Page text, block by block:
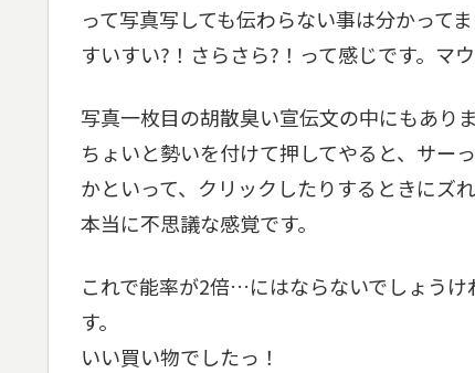
って写真写しても伝わらない事は分かって
すいすい?！さらさら?！って感じです。マ
写真一枚目の胡散臭い宣伝文の中にもあり
ちょいと勢いを付けて押してやると、サーっ
かといって、クリックしたりするときにズ
本当に不思議な感覚です。
これで能率が2倍…にはならないでしょう
す。
いい買い物でしたっ！